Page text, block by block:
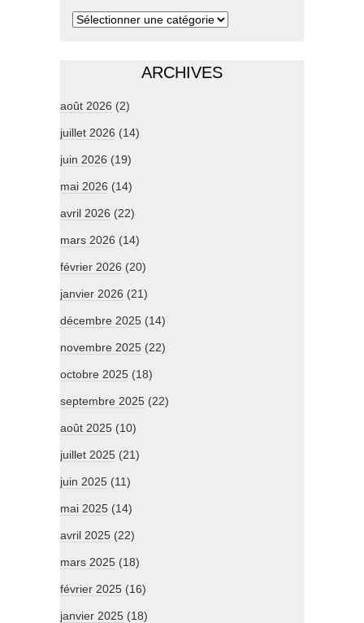
ARCHIVES
août 2026 (2)
juillet 2026 (14)
juin 2026 (19)
mai 2026 (14)
avril 2026 (22)
mars 2026 (14)
février 2026 (20)
janvier 2026 (21)
décembre 2025 (14)
novembre 2025 (22)
octobre 2025 (18)
septembre 2025 (22)
août 2025 (10)
juillet 2025 (21)
juin 2025 (11)
mai 2025 (14)
avril 2025 (22)
mars 2025 (18)
février 2025 (16)
janvier 2025 (18)